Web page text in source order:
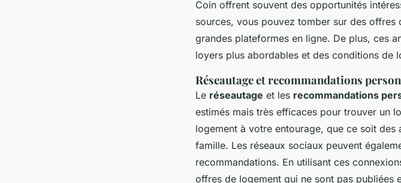
Coin offrent souvent des opportunités
sources, vous pouvez tomber sur des
grandes plateformes en ligne. De plus, ces
loyers plus abordables et des conditions de
Réseautage et recommandations
Le réseautage et les recommandations
estimés mais très efficaces pour trouver un
logement à votre entourage, que ce soit
famille. Les réseaux sociaux peuvent
recommandations. En utilisant ces
offres de logement qui ne sont pas publiées